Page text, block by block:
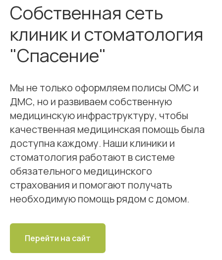
Собственная сеть
клиник и стоматология
"Спасение"
Мы не только оформляем полисы ОМС и
ДМС, но и развиваем собственную
медицинскую инфраструктуру, чтобы
качественная медицинская помощь была
доступна каждому. Наши клиники и
стоматология работают в системе
обязательного медицинского
страхования и помогают получать
необходимую помощь рядом с домом.
Перейти на сайт